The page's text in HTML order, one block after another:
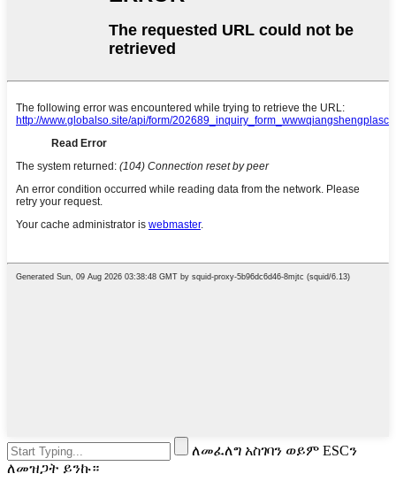
ለመፈለግ አስገባን ወይም ESCን
ለመዝጋት ይንኩ።